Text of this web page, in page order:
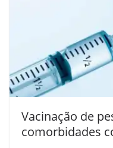
Vacinação de
comorbidades